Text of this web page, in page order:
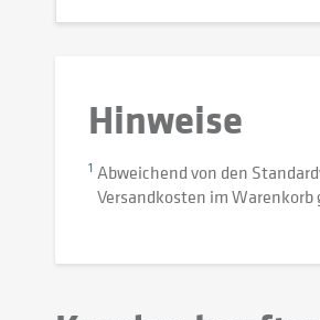
Hinweise
1 Abweichend von den
Versandkosten im